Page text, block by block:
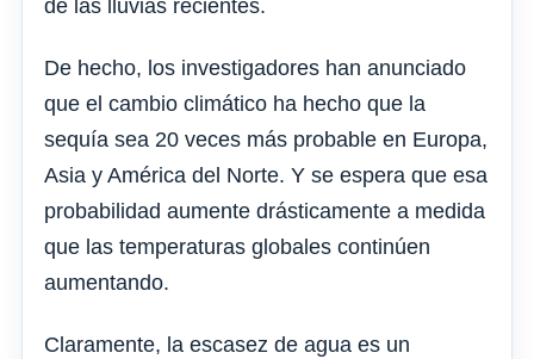
de las lluvias recientes.
De hecho, los investigadores han anunciado
que el cambio climático ha hecho que la
sequía sea 20 veces más probable en Europa,
Asia y América del Norte. Y se espera que esa
probabilidad aumente drásticamente a medida
que las temperaturas globales continúen
aumentando.
Claramente, la escasez de agua es un